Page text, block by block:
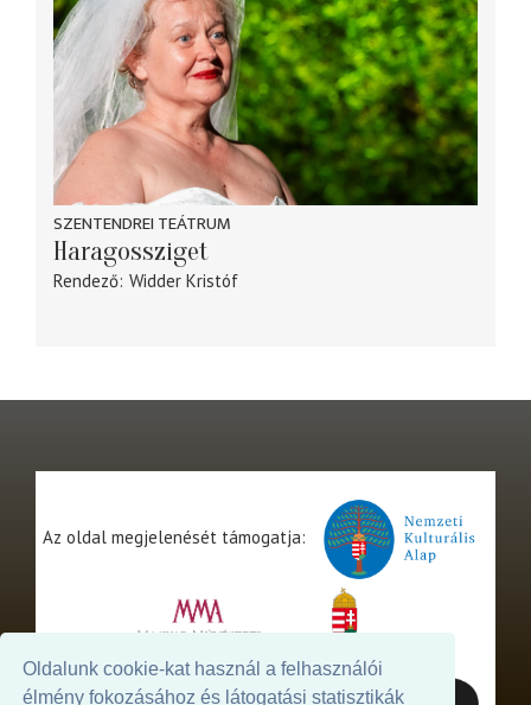
Oldalunk cookie-kat használ a felhasználói
élmény fokozásához és látogatási statisztikák
SZENTENDREI TEÁTRUM
Haragossziget
Rendező Widder Kristóf
Az oldal megjelenését támogatja: